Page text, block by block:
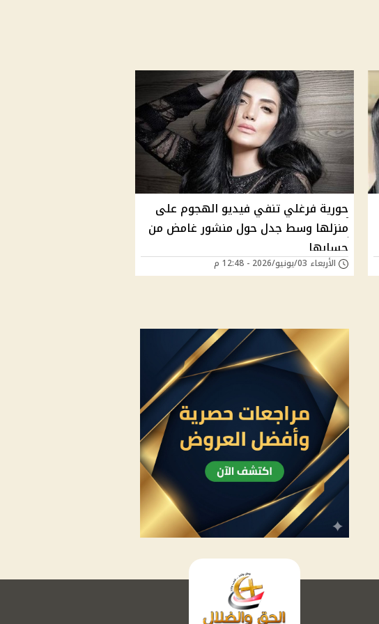
حورية فرغلي تنفي فيديو الهجوم على
منزلها وسط جدل حول منشور غامض من
حسابها
الأربعاء 03/يونيو/2026 - 12:48 م